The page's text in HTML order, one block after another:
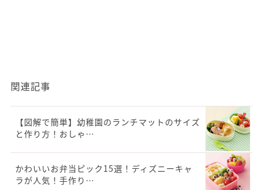
関連記事
【図解で簡単】幼稚園のランチマットのサイズ
と作り方！おしゃ…
かわいいお弁当ピック15選！ディズニーキャ
ラが人気！手作り…